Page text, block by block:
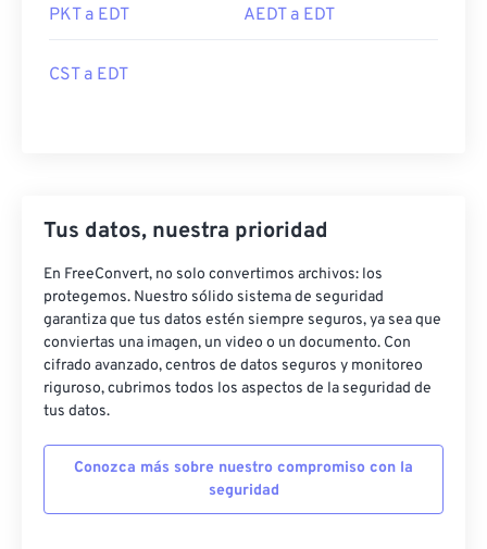
PKT a EDT AEDT a EDT
CST a EDT
Tus datos, nuestra prioridad
En FreeConvert, no solo convertimos archivos: los
protegemos. Nuestro sólido sistema de seguridad
garantiza que tus datos estén siempre seguros, ya sea que
conviertas una imagen, un video o un documento. Con
cifrado avanzado, centros de datos seguros y monitoreo
riguroso, cubrimos todos los aspectos de la seguridad de
tus datos.
Conozca más sobre nuestro compromiso con la
seguridad